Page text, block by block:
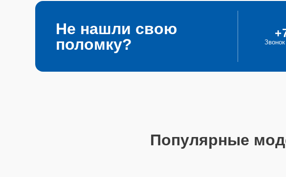
Не нашли свою
поломку?
Популярные